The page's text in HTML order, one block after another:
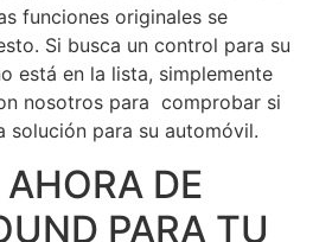
funciones originales se
Si busca un control para su
está en la lista, simplemente
nosotros para comprobar si
solución para su automóvil.
DE
PARA TU